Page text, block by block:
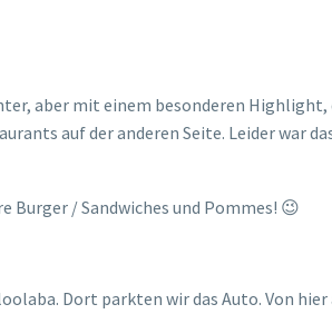
aber mit einem besonderen
auf der anderen Seite. Leider war
Burger / Sandwiches und Pommes! 😉
Dort parkten wir das Auto. Von